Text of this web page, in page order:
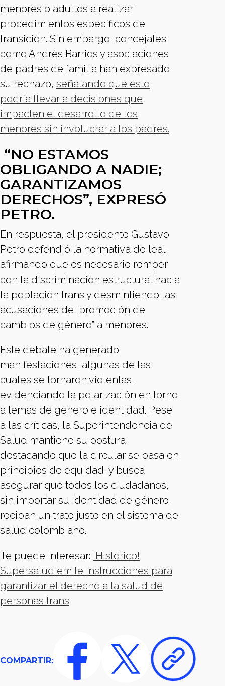
menores o adultos a realizar
procedimientos específicos de
transición. Sin embargo, concejales
como Andrés Barrios y asociaciones
de padres de familia han expresado
su rechazo, señalando que esto
podría llevar a decisiones que
impacten el desarrollo de los
menores sin involucrar a los padres.
“NO ESTAMOS
OBLIGANDO A NADIE;
GARANTIZAMOS
DERECHOS”, EXPRESÓ
PETRO.
En respuesta, el presidente Gustavo
Petro defendió la normativa de leal,
afirmando que es necesario romper
con la discriminación estructural hacia
la población trans y desmintiendo las
acusaciones de “promoción de
cambios de género” a menores.
Este debate ha generado
manifestaciones, algunas de las
cuales se tornaron violentas,
evidenciando la polarización en torno
a temas de género e identidad. Pese
a las críticas, la Superintendencia de
Salud mantiene su postura,
destacando que la circular se basa en
principios de equidad, y busca
asegurar que todos los ciudadanos,
sin importar su identidad de género,
reciban un trato justo en el sistema de
salud colombiano.
Te puede interesar: ¡Histórico!
Supersalud emite instrucciones para
garantizar el derecho a la salud de
personas trans
COMPARTIR: